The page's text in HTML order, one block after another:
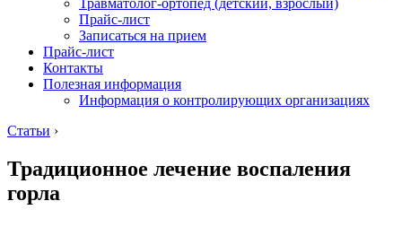
Прайс-лист
Записаться на прием
Прайс-лист
Контакты
Полезная информация
Информация о контролирующих организациях
Статьи ›
Традиционное лечение воспаления
горла